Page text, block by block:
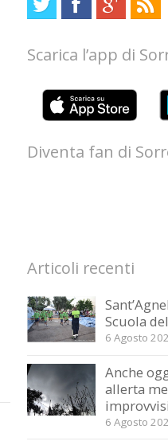
Scarica l’app di
Diventa fan di
Articoli recenti
Scuola
6 Agosto
Anche
allerta
improvvisi
6 Agosto